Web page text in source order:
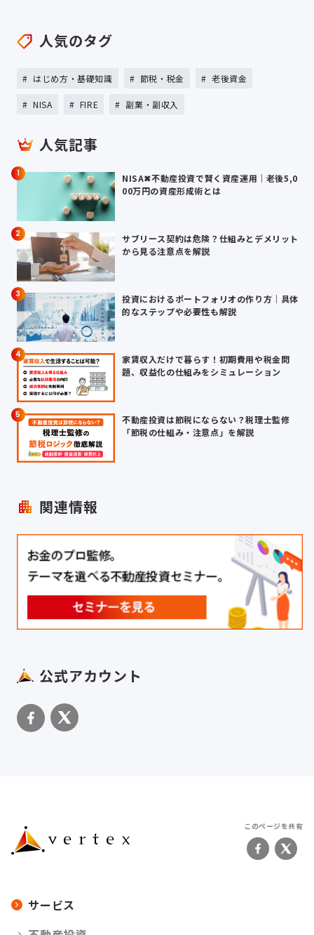
人気のタグ
はじめ方・基礎知識 節税・税金 老後資金
NISA FIRE 副業・副収入
人気記事
1
NISA✖不動産投資で賢く資産運用｜老後5,0
00万円の資産形成術とは
2
サブリース契約は危険？仕組みとデメリット
から見る注意点を解説
3
投資におけるポートフォリオの作り方｜具体
的なステップや必要性も解説
4
家賃収入だけで暮らす！初期費用や税金問
題、収益化の仕組みをシミュレーション
5
不動産投資は節税にならない？税理士監修
「節税の仕組み・注意点」を解説
関連情報
公式アカウント
このページを共有
サービス